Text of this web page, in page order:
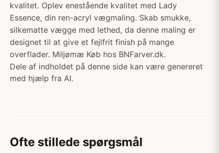
kvalitet. Oplev enestående kvalitet med Lady
Essence, din ren-acryl vægmaling. Skab smukke,
silkematte vægge med lethed, da denne maling er
designet til at give et fejlfrit finish på mange
overflader. Miljømæ Køb hos BNFarver.dk.
Dele af indholdet på denne side kan være genereret
med hjælp fra AI.
Ofte stillede spørgsmål